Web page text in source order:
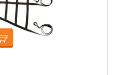
LISA KORVI